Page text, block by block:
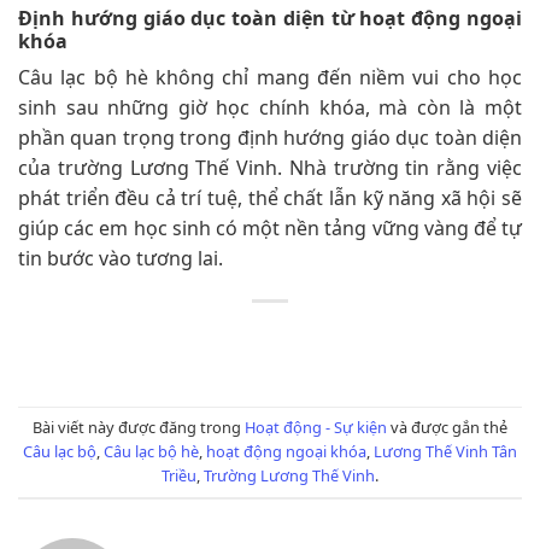
Định hướng giáo dục toàn diện từ hoạt động ngoại
khóa
Câu lạc bộ hè không chỉ mang đến niềm vui cho học
sinh sau những giờ học chính khóa, mà còn là một
phần quan trọng trong định hướng giáo dục toàn diện
của trường Lương Thế Vinh. Nhà trường tin rằng việc
phát triển đều cả trí tuệ, thể chất lẫn kỹ năng xã hội sẽ
giúp các em học sinh có một nền tảng vững vàng để tự
tin bước vào tương lai.
Bài viết này được đăng trong Hoạt động - Sự kiện và được gắn thẻ
Câu lạc bộ,Câu lạc bộ hè, hoạt động ngoại khóa, Lương Thế Vinh Tân
Triều,Trường Lương Thế Vinh.